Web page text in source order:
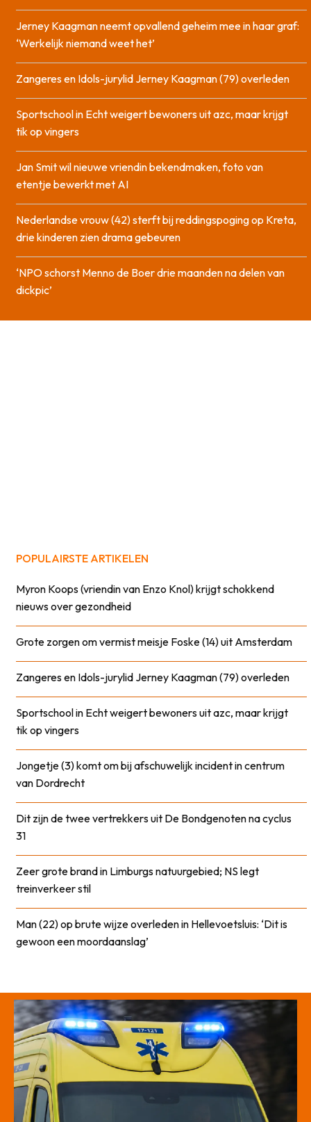
Jerney Kaagman neemt opvallend geheim mee in haar graf:
‘Werkelijk niemand weet het’
Zangeres en Idols-jurylid Jerney Kaagman (79) overleden
Sportschool in Echt weigert bewoners uit azc, maar krijgt
tik op vingers
Jan Smit wil nieuwe vriendin bekendmaken, foto van
etentje bewerkt met AI
Nederlandse vrouw (42) sterft bij reddingspoging op Kreta,
drie kinderen zien drama gebeuren
‘NPO schorst Menno de Boer drie maanden na delen van
dickpic’
POPULAIRSTE ARTIKELEN
Myron Koops (vriendin van Enzo Knol) krijgt schokkend
nieuws over gezondheid
Grote zorgen om vermist meisje Foske (14) uit Amsterdam
Zangeres en Idols-jurylid Jerney Kaagman (79) overleden
Sportschool in Echt weigert bewoners uit azc, maar krijgt
tik op vingers
Jongetje (3) komt om bij afschuwelijk incident in centrum
van Dordrecht
Dit zijn de twee vertrekkers uit De Bondgenoten na cyclus
31
Zeer grote brand in Limburgs natuurgebied; NS legt
treinverkeer stil
Man (22) op brute wijze overleden in Hellevoetsluis: ‘Dit is
gewoon een moordaanslag’